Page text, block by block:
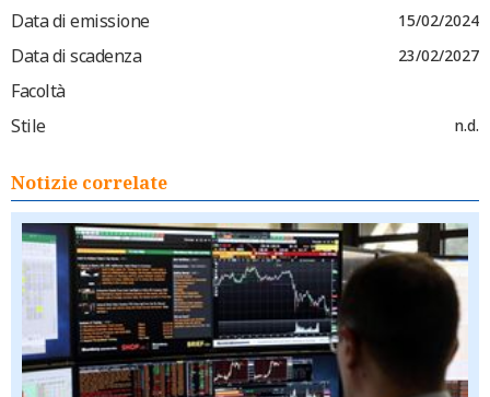
Data di emissione 15/02/2024
Data di scadenza 23/02/2027
Facoltà
Stile
n.d.
Notizie correlate